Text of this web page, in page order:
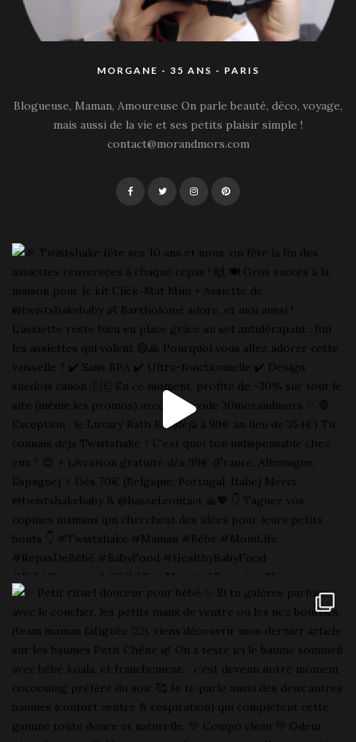
MORGANE - 35 ANS - PARIS
Blogueuse, Maman, Amoureuse On parle beauté, déco, voyage,
mais aussi de la vie et ses petits plaisir simple !
contact@morandmors.com